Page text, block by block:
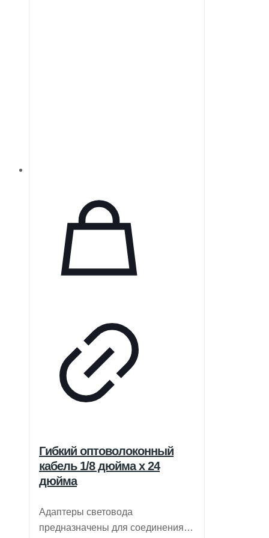
Гибкий оптоволоконный
кабель 1/8 дюйма x 24
дюйма
Адаптеры световода
предназначены для соединения